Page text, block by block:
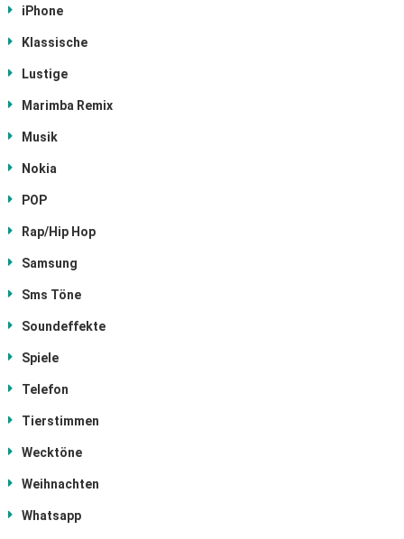
iPhone
Klassische
Lustige
Marimba Remix
Musik
Nokia
POP
Rap/Hip Hop
Samsung
Sms Töne
Soundeffekte
Spiele
Telefon
Tierstimmen
Wecktöne
Weihnachten
Whatsapp